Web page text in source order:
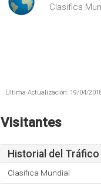
Clasifica
Última Actualización: 19/04/
Visitantes
Historial del
Clasifica Mundial